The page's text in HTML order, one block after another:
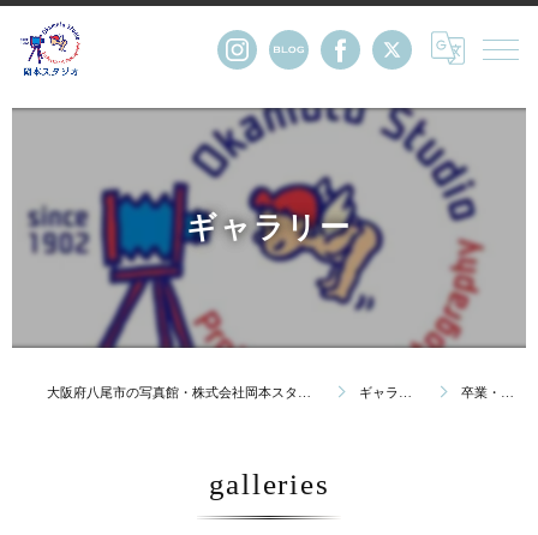
ギャラリー
ギャラリー 卒業・卒園
galleries